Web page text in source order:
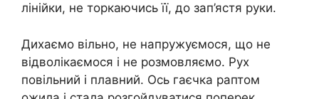
лінійки, не торкаючись її, до зап’ястя руки.
Дихаємо вільно, не напружуємося, що не
відволікаємося і не розмовляємо. Рух
повільний і плавний. Ось гаєчка раптом